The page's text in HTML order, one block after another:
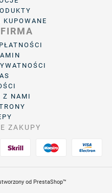
Z NAMI
ZAKUPY
od PrestaShop™